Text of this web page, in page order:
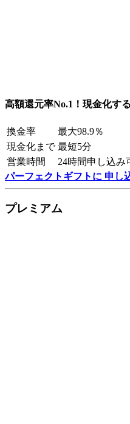
高額還元率No.1！現金化す
換金率
最大98.9％
現金化まで 最短5分
営業時間
24時間申し込み
パーフェクトギフトに 申し
プレミアム